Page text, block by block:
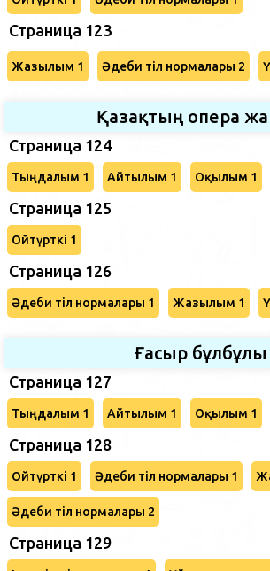
Страница 123
Жазылым 1 Әдеби тіл нормалары 2
Қазақтың опера
Страница 124
Тыңдалым 1 Айтылым 1 Оқылым 1
Страница 125
Ойтүрткі 1
Страница 126
Әдеби тіл нормалары 1 Жазылым 1
Ғасыр бұлбұлы
Страница 127
Тыңдалым 1 Айтылым 1 Оқылым 1
Страница 128
Ойтүрткі 1 Әдеби тіл нормалары 1
Әдеби тіл нормалары 2
Страница 129